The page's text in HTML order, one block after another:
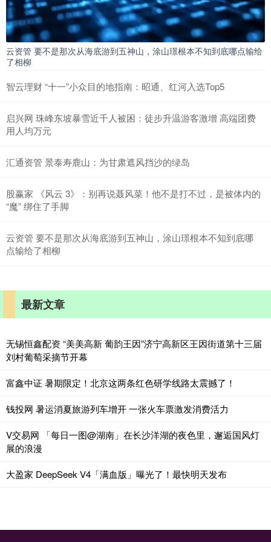
云资管 要不是那次从海底游到五神山，涂山璟根本不知到底哪点输给
了相柳
智云理财 “十一”小众目的地指南：昭通、红河入选Top5
启兴网 珠峰东坡暴雪近千人被困：徒步升温游客激增 高端团费
用人均万元
汇通资管 景泰寿鹿山：为甘肃遮风挡沙的绿岛
股赢家 《风云 3》：别再说聂风菜！他不是打不过，是被体内的
“魔” 绑住了手脚
云资管 要不是那次从海底游到五神山，涂山璟根本不知到底哪
点输给了相柳
最新文章
无锡恒鑫配资 “美美高新 葡韵王因”济宁高新区王因街道第十三届
刘村葡萄采摘节开幕
富鑫中证 暑期限定！北京这两条红色研学线路太震撼了！
钱投网 暑运消夏旅游列车增开 一张火车票激发消费活力
V交易网 「每日一图@湖南」在长沙洋湖的夜色里，邂逅国风灯
展的浪漫
大盈家 DeepSeek V4「满血版」曝光了！最快明天发布